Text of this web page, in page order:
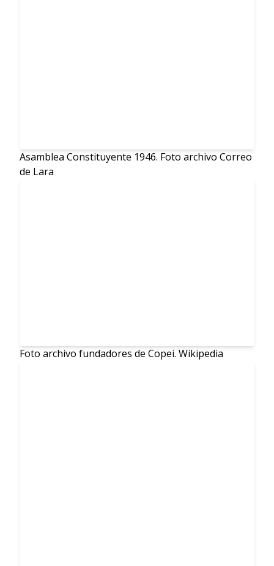
Asamblea Constituyente 1946. Foto archivo Correo
de Lara
Foto archivo fundadores de Copei. Wikipedia